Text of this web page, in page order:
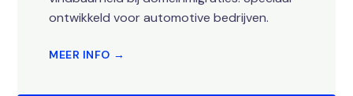
ontwikkeld voor automotive bedrijven.
MEER INFO →